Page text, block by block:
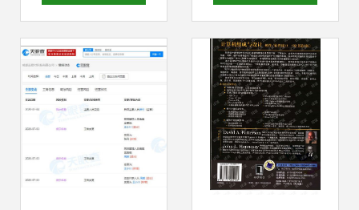
软硬件技术开发的
协同进化
考